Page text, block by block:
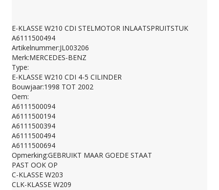
W210
CDI
STELMOTOR
INLAATSPRUITSTUK
A6111500494
aantal
E-KLASSE W210 CDI STELMOTOR INLAATSPRUITSTUK
A6111500494
Artikelnummer:JL003206
Merk:MERCEDES-BENZ
Type:
E-KLASSE W210 CDI 4-5 CILINDER
Bouwjaar:1998 TOT 2002
Oem:
A6111500094
A6111500194
A6111500394
A6111500494
A6111500694
Opmerking:GEBRUIKT MAAR GOEDE STAAT
PAST OOK OP
C-KLASSE W203
CLK-KLASSE W209